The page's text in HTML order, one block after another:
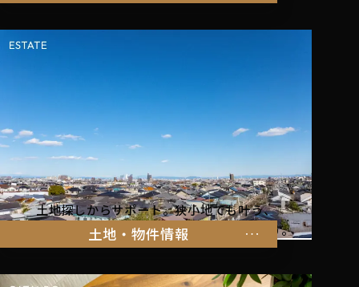
土地・物件情報
土地探しからサポート。狭小地でも叶う、
家族の暮らしにぴったりな物件をご紹介します。